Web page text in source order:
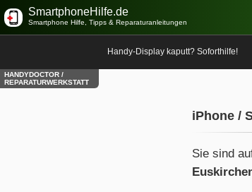
SmartphoneHilfe.de
Smartphone Hilfe, Tipps & Reparaturanleitungen
Handy-Display kaputt? Soforthilfe!
HANDYDOCTOR /
REPARATURWERKSTATT
iPhone /
Sie sind